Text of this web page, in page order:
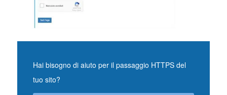
Hai bisogno di aiuto per il passaggio HTTPS del
tuo sito?